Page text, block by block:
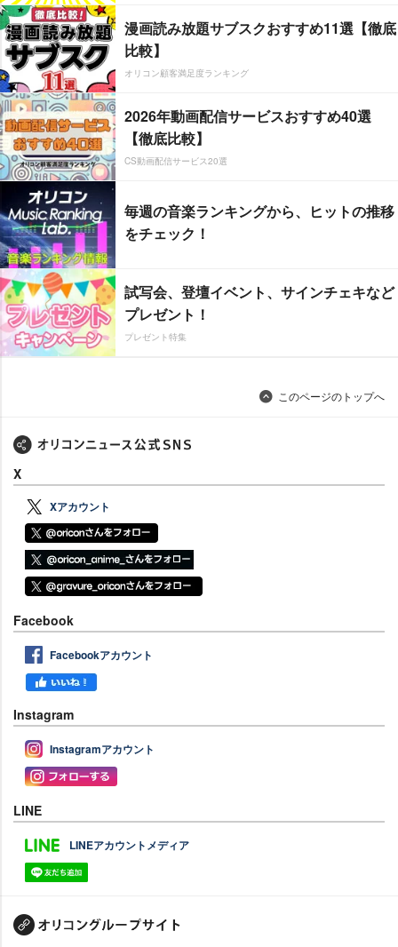
漫画読み放題サブスクおすすめ11選【徹底
比較】
オリコン顧客満足度ランキング
2026年動画配信サービスおすすめ40選
【徹底比較】
CS動画配信サービス20選
毎週の音楽ランキングから、ヒットの推移
をチェック！
試写会、登壇イベント、サインチェキなど
プレゼント！
プレゼント特集
このページのトップへ
X
Xアカウント
Facebook
Facebookアカウント
Instagram
Instagramアカウント
LINE
LINEアカウントメディア